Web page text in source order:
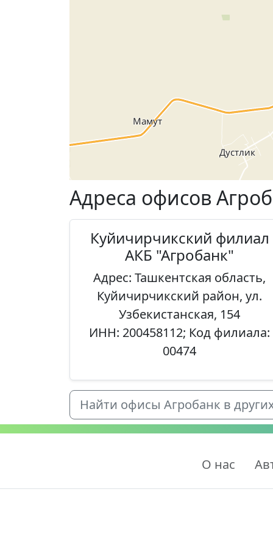
Адреса офисов
Куйичирчикский филиал
АКБ "Агробанк"
Адрес: Ташкентская область,
Куйичирчикский район, ул.
Узбекистанская, 154
ИНН: 200458112; Код филиала:
00474
Найти офисы Агробанк в
О нас